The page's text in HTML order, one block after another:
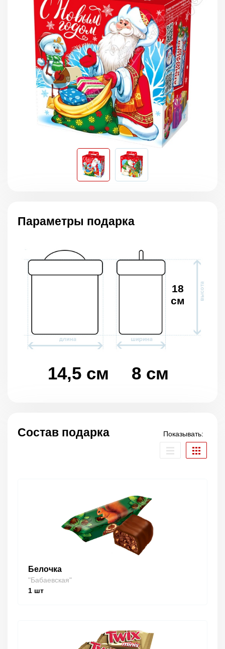
Параметры подарка
14,5 см 8 см
18
см
Состав подарка Показывать:
Белочка
"Бабаевская"
1 шт